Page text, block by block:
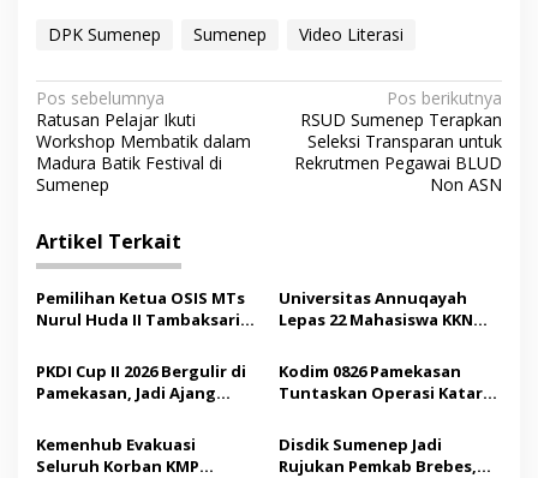
DPK Sumenep Sumenep Video Literasi
N
a
v
i
g
a
s
i
p
o
s
Pos sebelumnya
Ratusan Pelajar Ikuti
Workshop Membatik dalam
Madura Batik Festival di
Sumenep
Pos berikutnya
RSUD Sumenep Terapkan
Seleksi Transparan untuk
Rekrutmen Pegawai BLUD
Non ASN
Artikel Terkait
Pemilihan Ketua OSIS MTs
Nurul Huda II Tambaksari
Demokrasi bagi Siswa
Universitas Annuqayah
Lepas 22 Mahasiswa KKN
Saudi
PKDI Cup II 2026 Bergulir di
Pamekasan, Jadi Ajang
Madura
Kodim 0826 Pamekasan
Tuntaskan Operasi Katarak
Tindakan Medis
Kemenhub Evakuasi
Seluruh Korban KMP
Disdik Sumenep Jadi
Rujukan Pemkab Brebes,